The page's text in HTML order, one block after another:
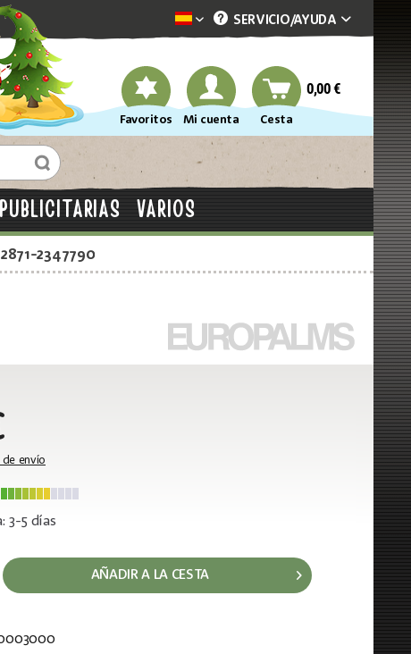
Dekotopia spanisch
SERVICIO/AYUDA
Favoritos Mi cuenta Cesta
0,00 €
VARIOS
2347790
envío
3-5 días
AÑADIR A LA CESTA